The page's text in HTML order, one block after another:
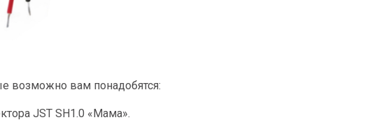
возможно вам понадобятся:
JST SH1.0 «Мама».